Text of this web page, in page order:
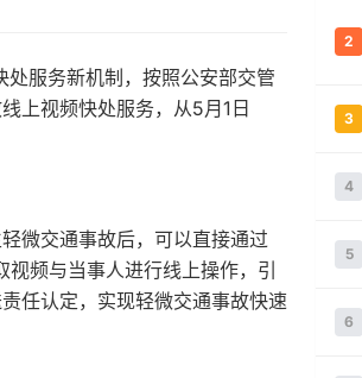
服务新机制，按照公安部交管
上视频快处服务，从5月1日
微交通事故后，可以直接通过
频与当事人进行线上操作，引
任认定，实现轻微交通事故快速
2
3
4
5
6